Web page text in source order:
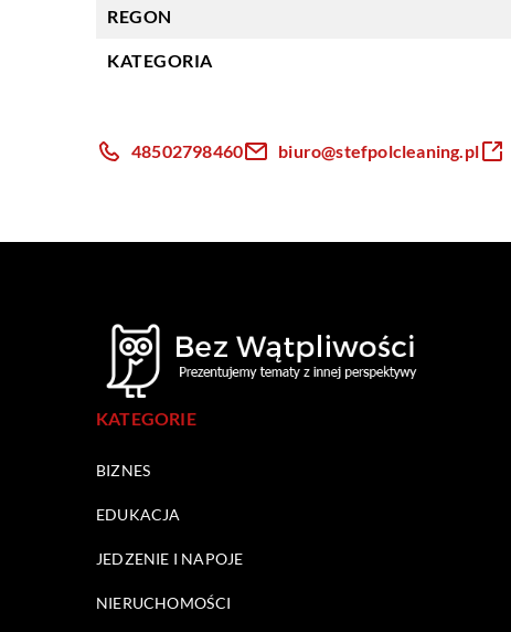
REGON
KATEGORIA
48502798460 biuro@stefpolcleaning.pl
KATEGORIE
BIZNES
EDUKACJA
JEDZENIE I NAPOJE
NIERUCHOMOŚCI